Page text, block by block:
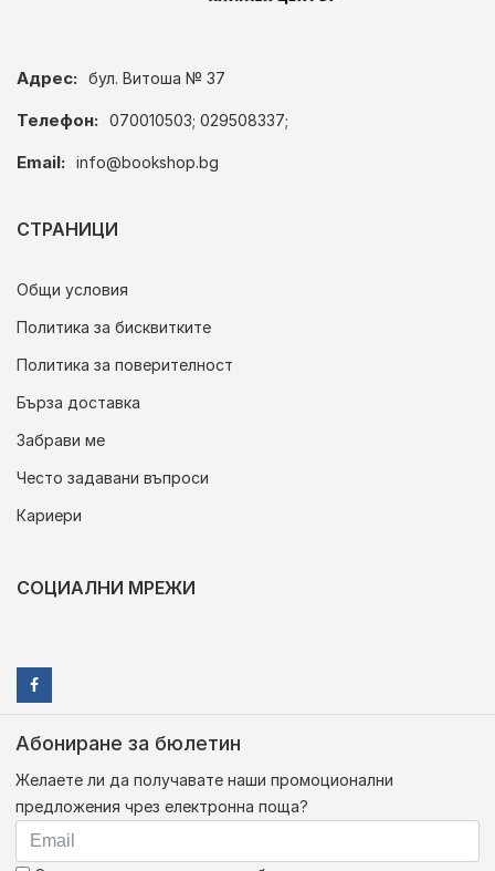
Адрес: бул. Витоша № 37
Телефон: 070010503; 029508337;
Email: info@bookshop.bg
СТРАНИЦИ
Общи условия
Политика за бисквитките
Политика за поверителност
Бърза доставка
Забрави ме
Често задавани въпроси
Кариери
СОЦИАЛНИ МРЕЖИ
Абониране за бюлетин
Желаете ли да получавате наши промоционални
предложения чрез електронна поща?